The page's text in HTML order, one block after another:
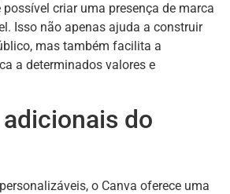
criar uma presença de marca
Isso não apenas ajuda a construir
mas também facilita a
a determinados valores e
do
o Canva oferece uma